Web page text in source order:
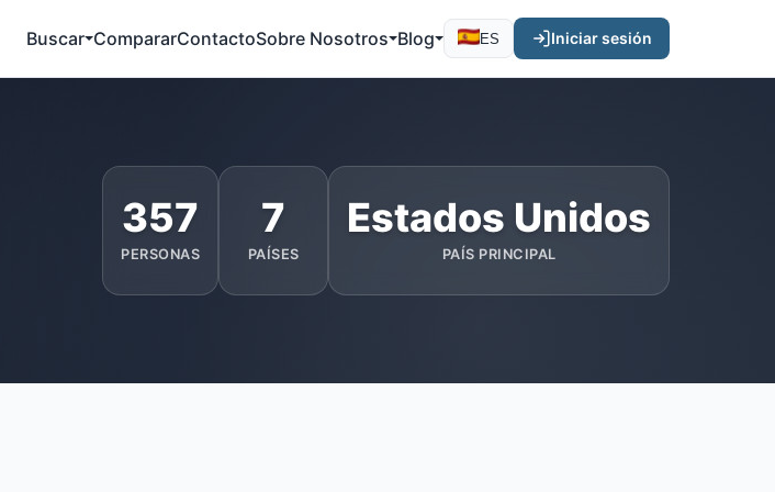
Buscar CompararContactoSobre Nosotros Blog ES Iniciar sesión
357
PERSONAS
7
PAÍSES
Estados Unidos
PAÍS PRINCIPAL